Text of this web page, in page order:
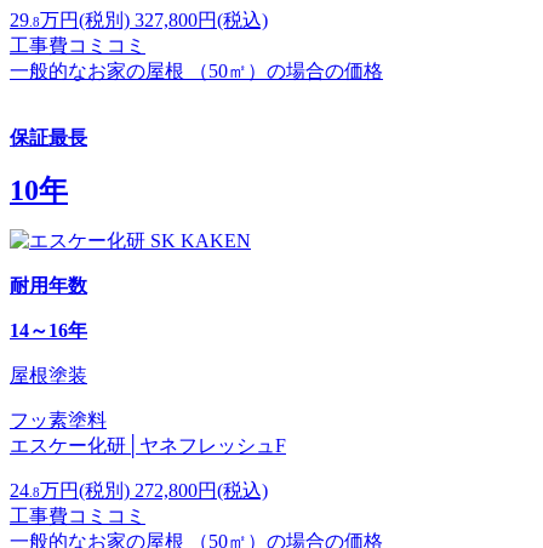
29 .8万円(税別) 327,800円(税込)
工事費コミコミ
一般的なお家の屋根 （50㎡）の場合の価格
保証最長
10年
耐用年数
14～16年
屋根塗装
フッ素塗料
エスケー化研│ヤネフレッシュF
24 .8万円(税別) 272,800円(税込)
工事費コミコミ
一般的なお家の屋根 （50㎡）の場合の価格